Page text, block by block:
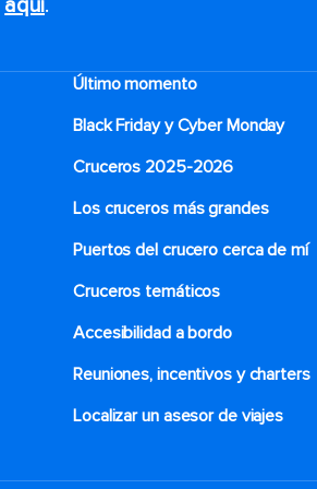
aquí.
Último momento
Black Friday y Cyber Monday
Cruceros 2025-2026
Los cruceros más grandes
Puertos del crucero cerca de mí
Cruceros temáticos
Accesibilidad a bordo
Reuniones, incentivos y charters​
Localizar un asesor de viajes